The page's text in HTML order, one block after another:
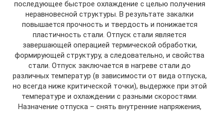
последующее быстрое охлаждение с целью получения
неравновесной структуры. В результате закалки
повышается прочность и твердость и понижается
пластичность стали. Отпуск стали является
завершающей операцией термической обработки,
формирующей структуру, а следовательно, и свойства
стали. Отпуск заключается в нагреве стали до
различных температур (в зависимости от вида отпуска,
но всегда ниже критической точки), выдержке при этой
температуре и охлаждении с разными скоростями.
Назначение отпуска – снять внутренние напряжения,